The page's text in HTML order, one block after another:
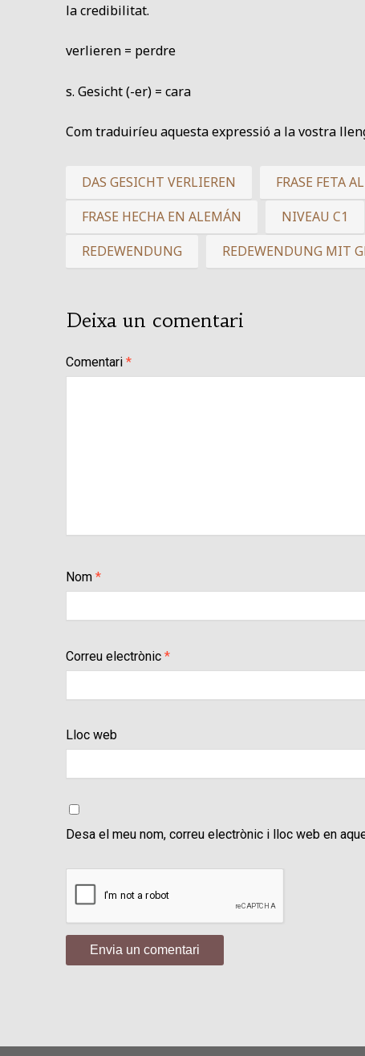
la credibilitat.
verlieren = perdre
s. Gesicht (-er) = cara
Com traduiríeu aquesta expressió a la vostra
DAS GESICHT VERLIEREN FRASE FETA
FRASE HECHA EN ALEMÁN
NIVEAU C1
REDEWENDUNG
REDEWENDUNG MIT
Deixa un comentari
Comentari *
Nom *
Correu electrònic *
Lloc web
Desa el meu nom, correu electrònic i lloc web en